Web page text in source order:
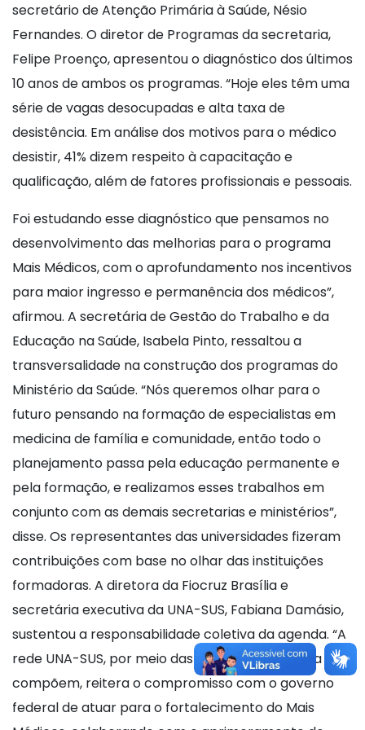
secretário de Atenção Primária à Saúde, Nésio
Fernandes. O diretor de Programas da secretaria,
Felipe Proenço, apresentou o diagnóstico dos últimos
10 anos de ambos os programas. “Hoje eles têm uma
série de vagas desocupadas e alta taxa de
desistência. Em análise dos motivos para o médico
desistir, 41% dizem respeito à capacitação e
qualificação, além de fatores profissionais e pessoais.
Foi estudando esse diagnóstico que pensamos no
desenvolvimento das melhorias para o programa
Mais Médicos, com o aprofundamento nos incentivos
para maior ingresso e permanência dos médicos”,
afirmou. A secretária de Gestão do Trabalho e da
Educação na Saúde, Isabela Pinto, ressaltou a
transversalidade na construção dos programas do
Ministério da Saúde. “Nós queremos olhar para o
futuro pensando na formação de especialistas em
medicina de família e comunidade, então todo o
planejamento passa pela educação permanente e
pela formação, e realizamos esses trabalhos em
conjunto com as demais secretarias e ministérios”,
disse. Os representantes das universidades fizeram
contribuições com base no olhar das instituições
formadoras. A diretora da Fiocruz Brasília e
secretária executiva da UNA-SUS, Fabiana Damásio,
sustentou a responsabilidade coletiva da agenda. “A
rede UNA-SUS, por meio das universidades que a
compõem, reitera o compromisso com o governo
federal de atuar para o fortalecimento do Mais